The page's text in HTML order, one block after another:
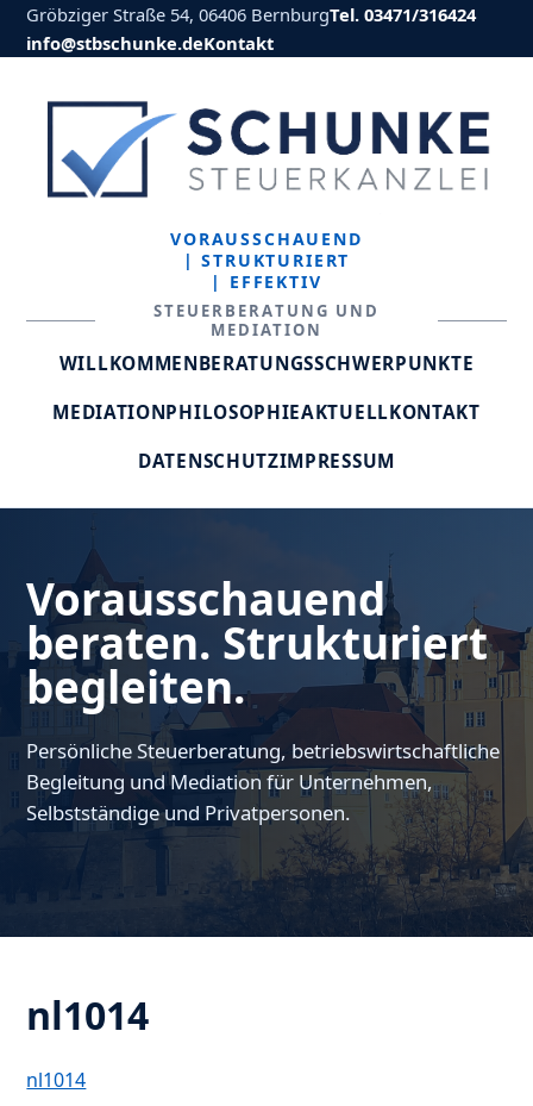
Gröbziger Straße 54, 06406 BernburgTel. 03471/316424
info@stbschunke.deKontakt
VORAUSSCHAUEND
| STRUKTURIERT
| EFFEKTIV
STEUERBERATUNG UND
MEDIATION
WILLKOMMENBERATUNGSSCHWERPUNKTE
MEDIATIONPHILOSOPHIEAKTUELLKONTAKT
DATENSCHUTZIMPRESSUM
Vorausschauend
beraten. Strukturiert
begleiten.
Persönliche Steuerberatung, betriebswirtschaftliche
Begleitung und Mediation für Unternehmen,
Selbstständige und Privatpersonen.
nl1014
nl1014